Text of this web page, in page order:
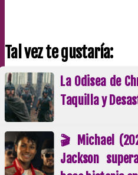
Tal vez te gustaría:
La Odisea de
Taquilla y
🎬 Michael
Jackson